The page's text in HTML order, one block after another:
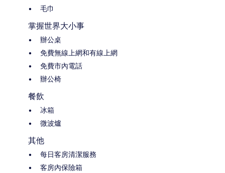
毛巾
掌握世界大小事
辦公桌
免費無線上網和有線上網
免費市內電話
辦公椅
餐飲
冰箱
微波爐
其他
每日客房清潔服務
客房內保險箱